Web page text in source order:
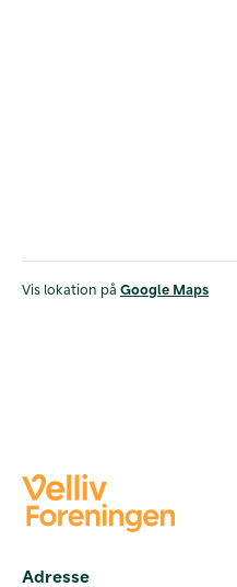
Vis lokation på Google Maps
Adresse